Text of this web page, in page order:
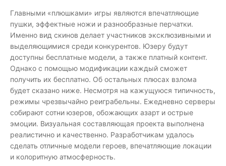
Главными «плюшками» игры являются впечатляющие
пушки, эффектные ножи и разнообразные перчатки.
Именно вид скинов делает участников эксклюзивными и
выделяющимися среди конкурентов. Юзеру будут
доступны бесплатные модели, а также платный контент.
Однако с помощью модификации каждый сможет
получить их бесплатно. Об остальных плюсах взлома
будет сказано ниже. Несмотря на кажущуюся типичность,
режимы чрезвычайно реиграбельны. Ежедневно серверы
собирают сотни юзеров, обожающих азарт и острые
эмоции. Визуальная составляющая проекта выполнена
реалистично и качественно. Разработчикам удалось
сделать отличные модели героев, впечатляющие локации
и колоритную атмосферность.